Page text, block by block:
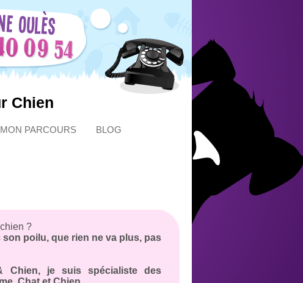
Chien
MON PARCOURS BLOG
?
poilu, que rien ne va plus, pas
Chien, je suis spécialiste des